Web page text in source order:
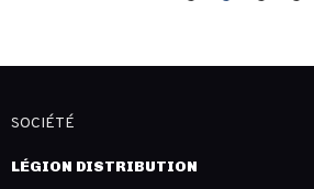
SOCIÉTÉ
LÉGION DISTRIBUTION